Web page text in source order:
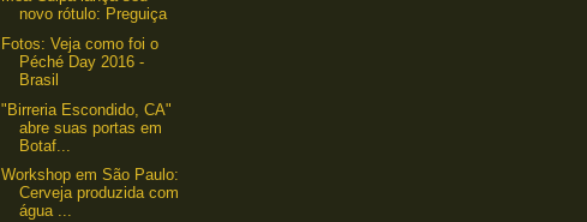
novo rótulo: Preguiça
Fotos: Veja como foi o
Péché Day 2016 -
Brasil
"Birreria Escondido, CA"
abre suas portas em
Botaf...
Workshop em São Paulo:
Cerveja produzida com
água ...